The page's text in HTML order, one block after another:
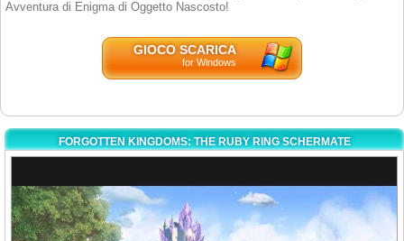
Avventura di Enigma di Oggetto Nascosto!
GIOCO SCARICA
for Windows
FORGOTTEN KINGDOMS: THE RUBY RING SCHERMATE